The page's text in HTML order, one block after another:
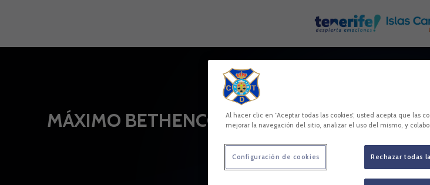
Skip to main content
MÁXIMO BETHENCOURTAl hacer clic en “Aceptar todas las cookies”, usted acepta que las
mejorar la navegación del sitio, analizar el uso del mismo, y
Rechazar todas
Configuración de cookies